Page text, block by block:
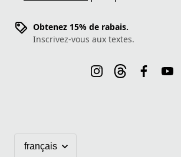
Obtenez 15% de rabais.
Inscrivez-vous aux textes.